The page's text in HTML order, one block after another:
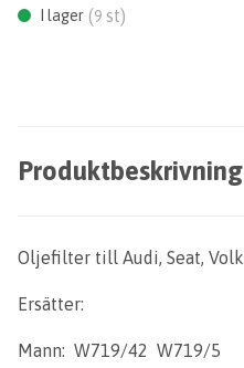
I lager (9 st)
Produktbeskrivning
Oljefilter till Audi, Seat,
Ersätter:
Mann: W719/42 W719/5